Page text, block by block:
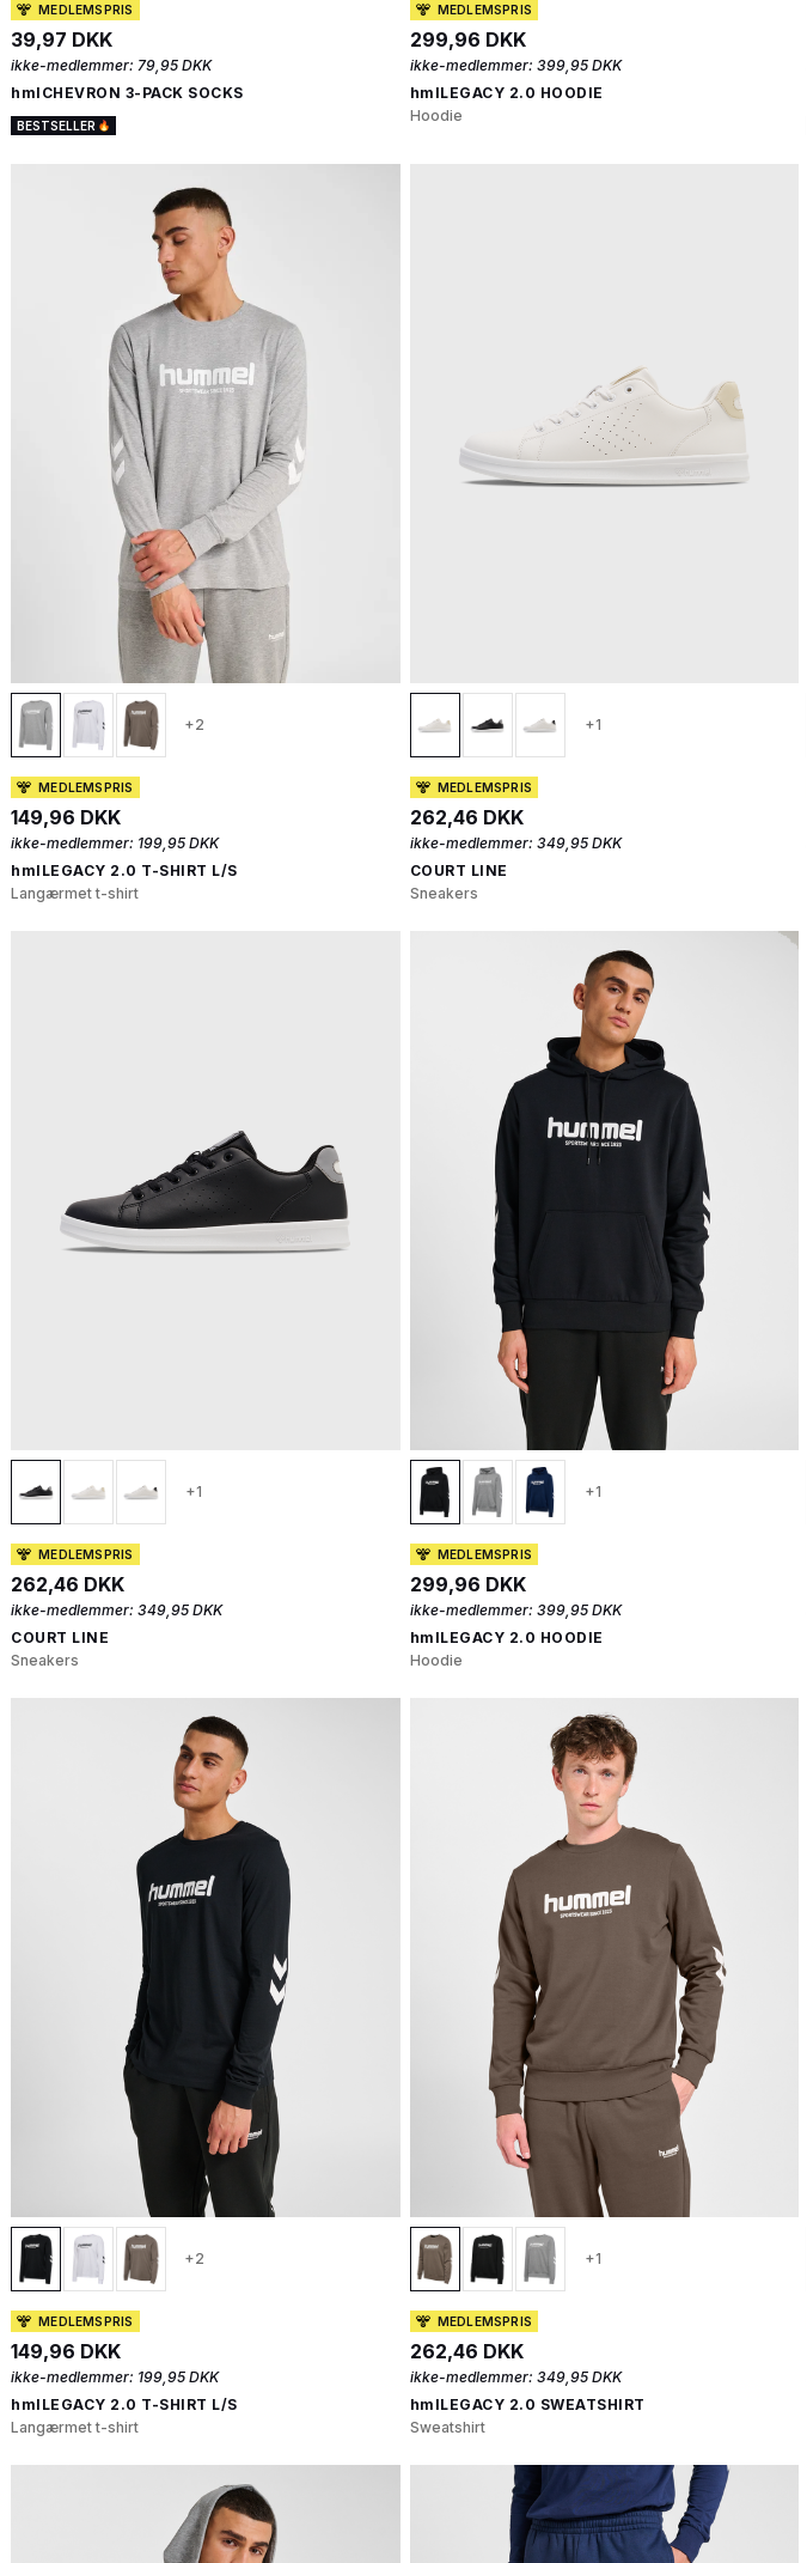
MEDLEMSPRIS
39,97 DKK
ikke-medlemmer: 79,95 DKK
hmlCHEVRON 3-PACK SOCKS
BESTSELLER
MEDLEMSPRIS
299,96 DKK
ikke-medlemmer: 399,95 DKK
hmlLEGACY 2.0 HOODIE
Hoodie
+2
MEDLEMSPRIS
149,96 DKK
ikke-medlemmer: 199,95 DKK
hmlLEGACY 2.0 T-SHIRT L/S
Langærmet t-shirt
+1
MEDLEMSPRIS
262,46 DKK
ikke-medlemmer: 349,95 DKK
COURT LINE
Sneakers
+1
MEDLEMSPRIS
262,46 DKK
ikke-medlemmer: 349,95 DKK
COURT LINE
Sneakers
+1
MEDLEMSPRIS
299,96 DKK
ikke-medlemmer: 399,95 DKK
hmlLEGACY 2.0 HOODIE
Hoodie
+2
MEDLEMSPRIS
149,96 DKK
ikke-medlemmer: 199,95 DKK
hmlLEGACY 2.0 T-SHIRT L/S
Langærmet t-shirt
+1
MEDLEMSPRIS
262,46 DKK
ikke-medlemmer: 349,95 DKK
hmlLEGACY 2.0 SWEATSHIRT
Sweatshirt